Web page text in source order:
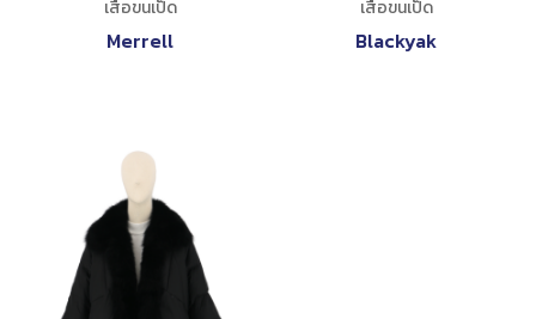
เสื้อขนเป็ด
Merrell
เสื้อขนเป็ด
Blackyak